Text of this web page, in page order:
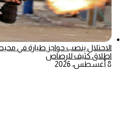
الاحتلال ينصب حواجز طيارة في
اطلاق كثيف للرصاص
8 أغسطس، 2026